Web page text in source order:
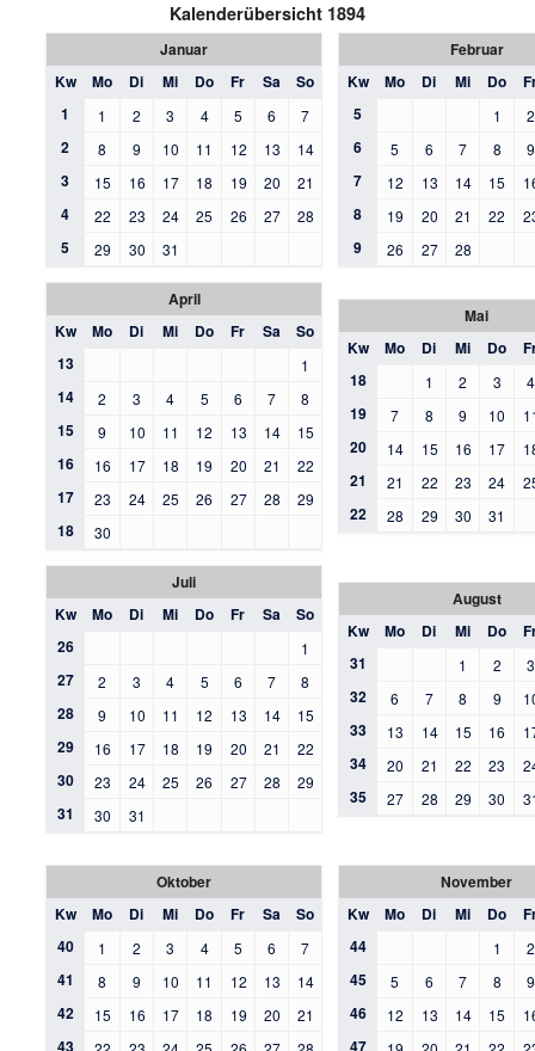
Kalenderübersicht 1894
Januar
Kw
Mo Di Mi Do Fr Sa
So
1
1 2 3 4 5 6 7
2 8 9 10 11 12 13 14
3 15 16 17 18 19 20 21
4 22 23 24 25 26 27 28
5 29 30 31
Februar
Kw
Mo Di Mi Do
5
1 2
6 5 6 7 8 9
7 12 13 14 15
8 19 20 21 22
9 26 27 28
April
Kw
Mo Di Mi Do Fr Sa
So
13
1
14 2 3 4 5 6 7 8
15 9 10 11 12 13 14 15
16 16 17 18 19 20 21 22
17 23 24 25 26 27 28 29
18 30
Mai
Kw
Mo Di Mi Do
18
1 2 3 4
19 7 8 9 10
20 14 15 16 17
21 21 22 23 24
22 28 29 30 31
Juli
Kw
Mo Di Mi Do Fr Sa
So
26
1
27 2 3 4 5 6 7 8
28 9 10 11 12 13 14 15
29 16 17 18 19 20 21 22
30 23 24 25 26 27 28 29
31 30 31
August
Kw
Mo Di Mi Do
31
1 2 3
32 6 7 8 9
33 13 14 15 16
34 20 21 22 23
35 27 28 29 30
Oktober
Kw
Mo Di Mi Do Fr Sa
So
40
1 2 3 4 5 6 7
41 8 9 10 11 12 13 14
42 15 16 17 18 19 20 21
43
November
Kw
Mo Di Mi Do
44
1 2
45 5 6 7 8 9
46 12 13 14 15
47